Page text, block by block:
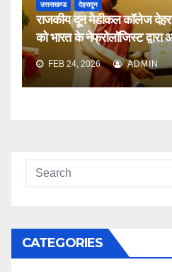
उत्तराखण्ड देहरादून
राजकीय दून मेडीकल कॉलेज
को भारत के नेफ्रोलॉजिस्ट द्वारा
FEB 24, 2026 ADMIN
CATEGORIES